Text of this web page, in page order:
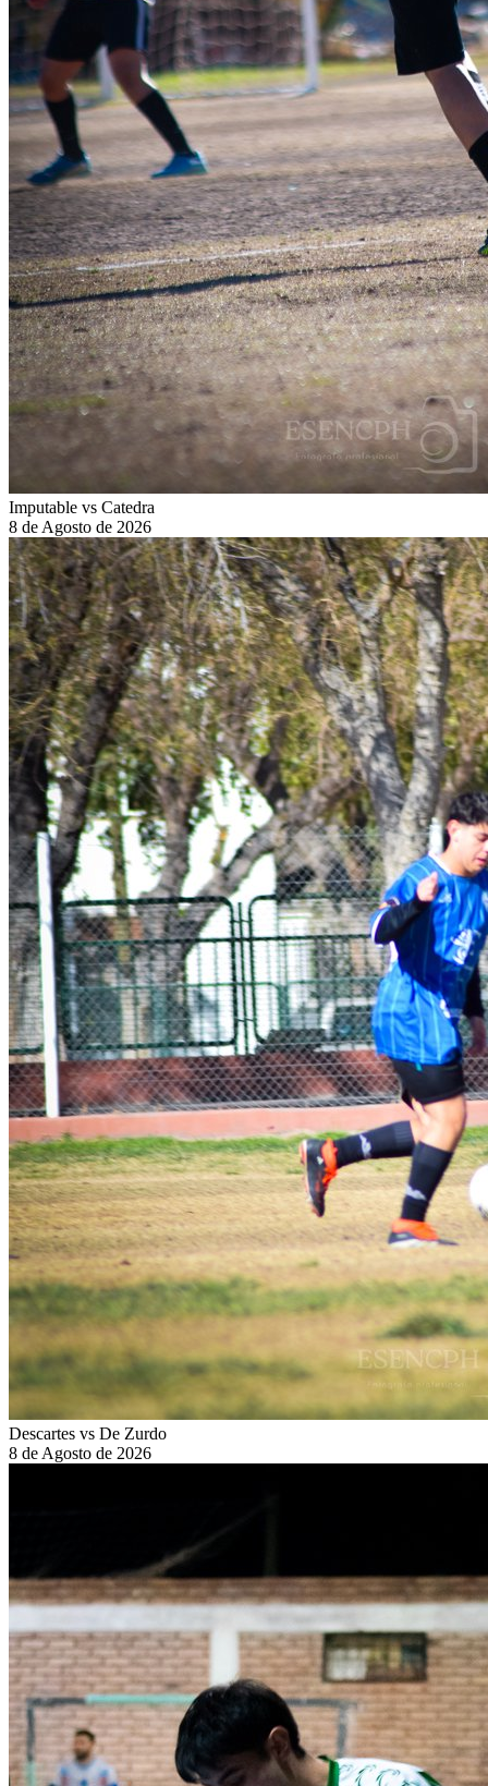
Imputable vs Catedra
8 de Agosto de 2026
Descartes vs De Zurdo
8 de Agosto de 2026